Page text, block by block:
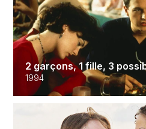
2 garçons, 1 fille, 3
1994